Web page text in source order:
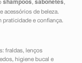
,
,
acessórios de beleza.
praticidade e confiança.
fraldas, lenços
higiene bucal e